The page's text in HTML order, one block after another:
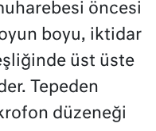
öncesi
boyu, iktidar
üst üste
Tepeden
düzeneği